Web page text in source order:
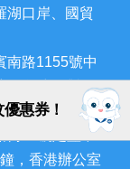
惠券！
湖口岸、國貿
南路1155號中
貨廣場對
街11號定豐中
，香港辦公室